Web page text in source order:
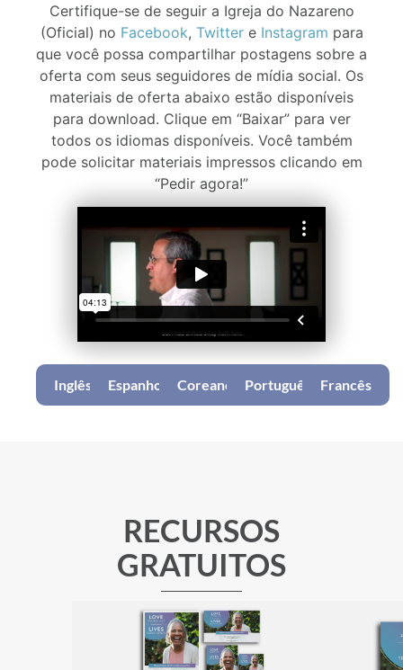
Certifique-se de seguir a Igreja do Nazareno
(Oficial) no Facebook, Twittere Instagram para
que você possa compartilhar postagens sobre a
oferta com seus seguidores de mídia social. Os
materiais de oferta abaixo estão disponíveis
para download. Clique em “Baixar” para ver
todos os idiomas disponíveis. Você também
pode solicitar materiais impressos clicando em
“Pedir agora!”
Inglês Espanhol Coreano Português Francês
RECURSOS
GRATUITOS